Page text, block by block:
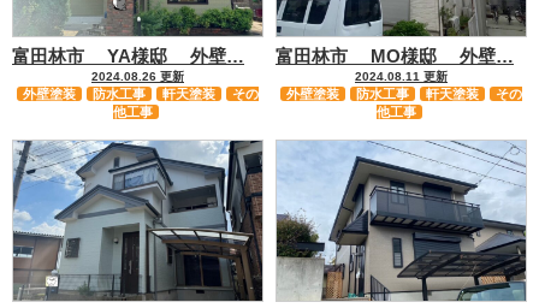
富田林市 YA様邸 外壁…
2024.08.26 更新
外壁塗装 防水工事 軒天塗装
その
他工事
富田林市 MO様邸 外壁…
2024.08.11 更新
外壁塗装 防水工事 軒天塗装
その
他工事